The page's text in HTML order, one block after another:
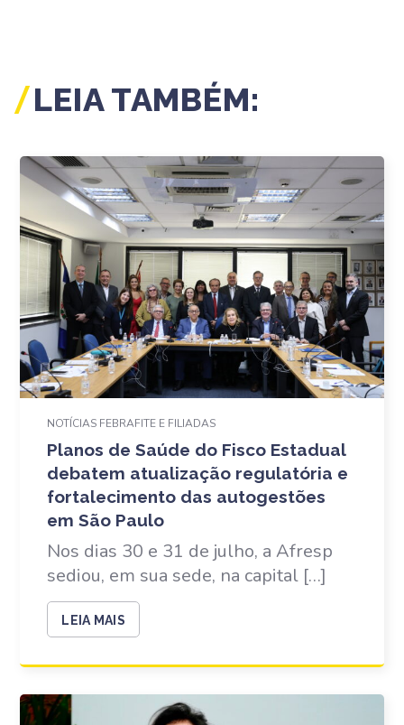
LEIA TAMBÉM:
NOTÍCIAS FEBRAFITE E FILIADAS
Planos de Saúde do Fisco Estadual
debatem atualização regulatória e
fortalecimento das autogestões
em São Paulo
Nos dias 30 e 31 de julho, a Afresp
sediou, em sua sede, na capital […]
LEIA MAIS